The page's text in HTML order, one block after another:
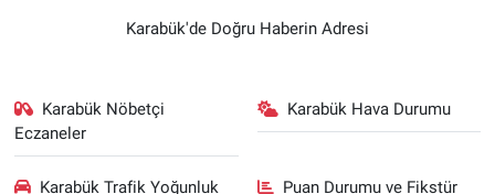
Karabük'de Doğru Haberin Adresi
Karabük Nöbetçi
Eczaneler
Karabük Hava Durumu
Karabük Trafik Yoğunluk Puan Durumu ve Fikstür